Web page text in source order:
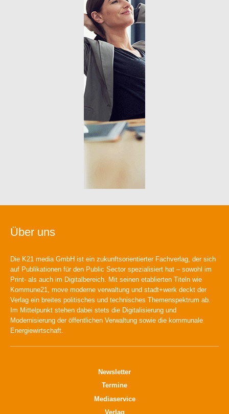
Über uns
Die K21 media GmbH ist ein zukunftsorientierter Fachverlag, der sich
auf Publikationen für den Public Sector spezialisiert hat – sowohl im
Print- als auch im Digitalbereich. Mit seinen etablierten Titeln wie
Kommune21, move moderne verwaltung und stadt+werk deckt der
Verlag ein breites politisches und technisches Themenspektrum ab.
Im Mittelpunkt stehen dabei stets die Digitalisierung und
Modernisierung der öffentlichen Verwaltung sowie die kommunale
Energiewirtschaft.
Newsletter
Termine
Mediaservice
Verlag